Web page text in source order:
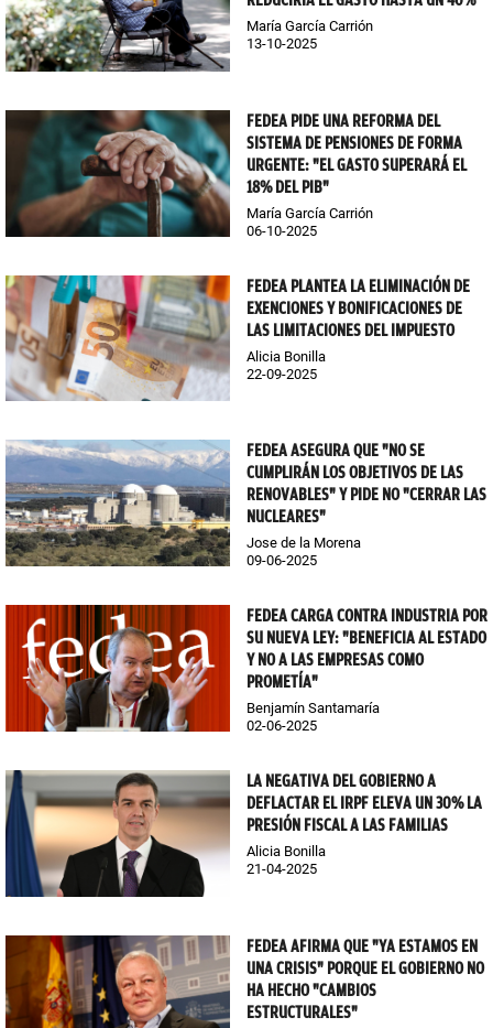
María García Carrión
13-10-2025
FEDEA PIDE UNA REFORMA DEL
SISTEMA DE PENSIONES DE FORMA
URGENTE: "EL GASTO SUPERARÁ EL
18% DEL PIB"
María García Carrión
06-10-2025
FEDEA PLANTEA LA ELIMINACIÓN DE
EXENCIONES Y BONIFICACIONES DE
LAS LIMITACIONES DEL IMPUESTO
Alicia Bonilla
22-09-2025
FEDEA ASEGURA QUE "NO SE
CUMPLIRÁN LOS OBJETIVOS DE LAS
RENOVABLES" Y PIDE NO "CERRAR LAS
NUCLEARES"
Jose de la Morena
09-06-2025
FEDEA CARGA CONTRA INDUSTRIA POR
SU NUEVA LEY: "BENEFICIA AL ESTADO
Y NO A LAS EMPRESAS COMO
PROMETÍA"
Benjamín Santamaría
02-06-2025
LA NEGATIVA DEL GOBIERNO A
DEFLACTAR EL IRPF ELEVA UN 30% LA
PRESIÓN FISCAL A LAS FAMILIAS
Alicia Bonilla
21-04-2025
FEDEA AFIRMA QUE "YA ESTAMOS EN
UNA CRISIS" PORQUE EL GOBIERNO NO
HA HECHO "CAMBIOS
ESTRUCTURALES"